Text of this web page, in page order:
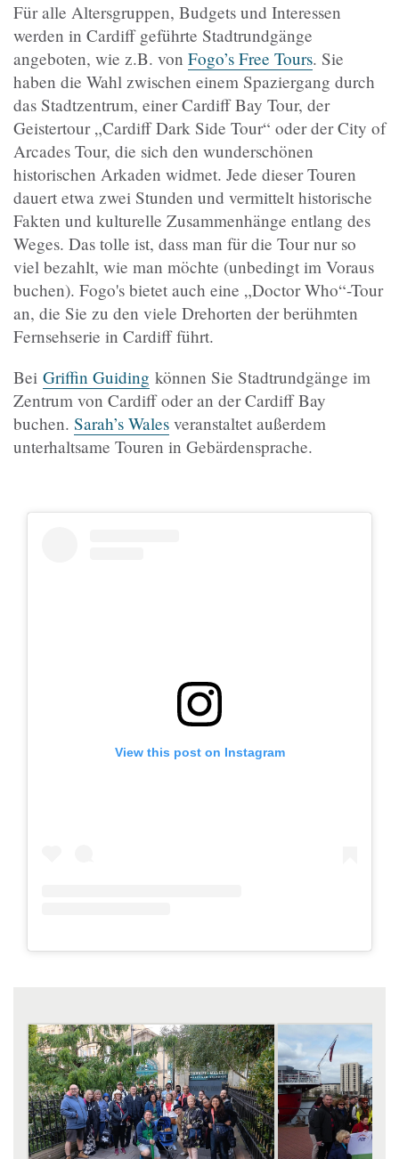
Für alle Altersgruppen, Budgets und Interessen
werden in Cardiff geführte Stadtrundgänge
angeboten, wie z.B. von Fogo’s Free Tours. Sie
haben die Wahl zwischen einem Spaziergang durch
das Stadtzentrum, einer Cardiff Bay Tour, der
Geistertour „Cardiff Dark Side Tour“ oder der City of
Arcades Tour, die sich den wunderschönen
historischen Arkaden widmet. Jede dieser Touren
dauert etwa zwei Stunden und vermittelt historische
Fakten und kulturelle Zusammenhänge entlang des
Weges. Das tolle ist, dass man für die Tour nur so
viel bezahlt, wie man möchte (unbedingt im Voraus
buchen). Fogo's bietet auch eine „Doctor Who“-Tour
an, die Sie zu den viele Drehorten der berühmten
Fernsehserie in Cardiff führt.
Bei Griffin Guiding können Sie Stadtrundgänge im
Zentrum von Cardiff oder an der Cardiff Bay
buchen. Sarah’s Wales veranstaltet außerdem
unterhaltsame Touren in Gebärdensprache.
View this post on Instagram